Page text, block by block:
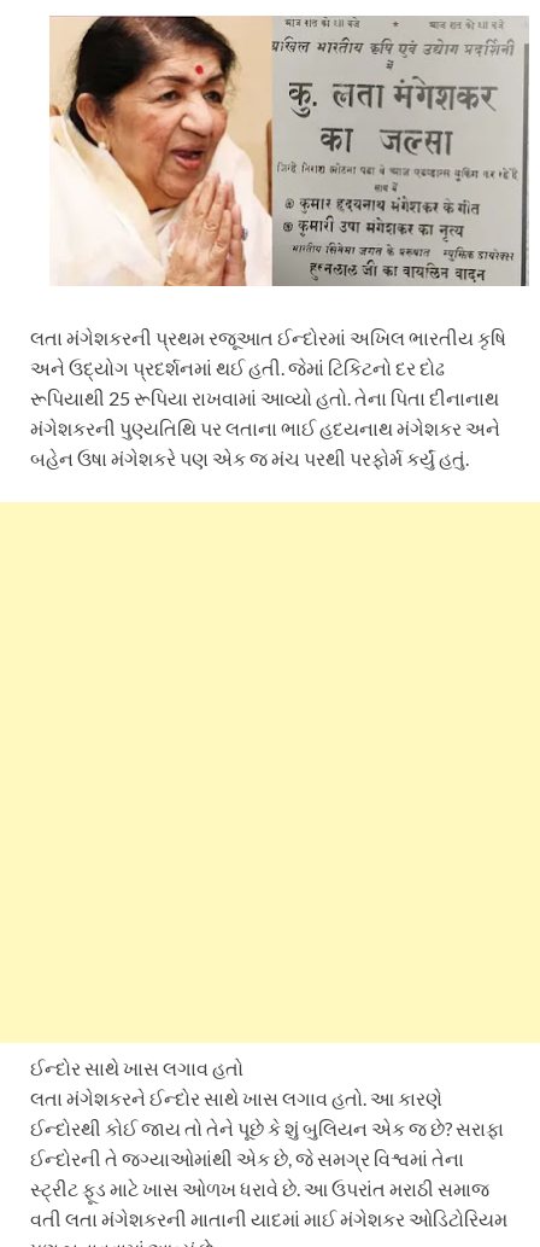
લતા મંગેશકરની પ્રથમ રજૂઆત ઈન્દોરમાં અખિલ ભારતીય કૃષિ
અને ઉદ્યોગ પ્રદર્શનમાં થઈ હતી. જેમાં ટિકિટનો દર દોઢ
રૂપિયાથી 25 રૂપિયા રાખવામાં આવ્યો હતો. તેના પિતા દીનાનાથ
મંગેશકરની પુણ્યતિથિ પર લતાના ભાઈ હદયનાથ મંગેશકર અને
બહેન ઉષા મંગેશકરે પણ એક જ મંચ પરથી પરફોર્મ કર્યું હતું.
ઈન્દોર સાથે ખાસ લગાવ હતો
લતા મંગેશકરને ઈન્દોર સાથે ખાસ લગાવ હતો. આ કારણે
ઈન્દોરથી કોઈ જાય તો તેને પૂછે કે શું બુલિયન એક જ છે? સરાફા
ઈન્દોરની તે જગ્યાઓમાંથી એક છે, જે સમગ્ર વિશ્વમાં તેના
સ્ટ્રીટ ફૂડ માટે ખાસ ઓળખ ધરાવે છે. આ ઉપરાંત મરાઠી સમાજ
વતી લતા મંગેશકરની માતાની યાદમાં માઈ મંગેશકર ઓડિટોરિયમ